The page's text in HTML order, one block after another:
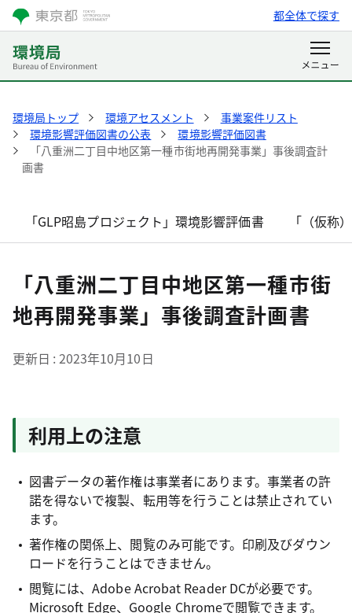
都全体で探す
環境局トップ 環境アセスメント
事業案件リスト
環境影響評価図書の公表
環境影響評価図書
「八重洲二丁目中地区第一種市街地再開発事業」事後調査計
画書
「GLP昭島プロジェクト」環境影響評価書 「（仮称
「八重洲二丁目中地区第一種市街
地再開発事業」事後調査計画書
更新日 2023年10月10日
利用上の注意
図書データの著作権は事業者にあります。事業者の許
諾を得ないで複製、転用等を行うことは禁止されてい
ます。
著作権の関係上、閲覧のみ可能です。印刷及びダウン
ロードを行うことはできません。
閲覧には、Adobe Acrobat Reader DCが必要です。
Microsoft Edge、Google Chromeで閲覧できます。